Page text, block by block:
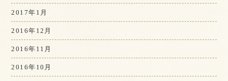
2017年1月
2016年12月
2016年11月
2016年10月